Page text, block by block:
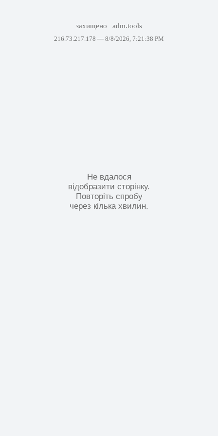
захищено adm.tools
216.73.217.178 — 8/8/2026, 7:21:38 PM
Не вдалося
відобразити сторінку.
Повторіть спробу
через кілька хвилин.